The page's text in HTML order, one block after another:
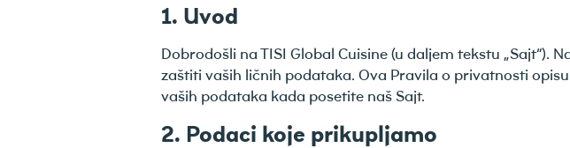
1. Uvod
Dobrodošli na TISI Global Cuisine (u daljem tekstu „Sajt“).
zaštiti vaših ličnih podataka. Ova Pravila o privatnosti
vaših podataka kada posetite naš Sajt.
2. Podaci koje prikupljamo